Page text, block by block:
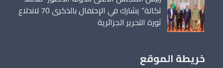
تكالة” يشارك في الإحتفال بالذكرى 70 لاندلاع
ثورة التحرير الجزائرية
خريطة الموقع